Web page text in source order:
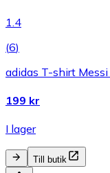
1.4
(6)
adidas T-shirt
199 kr
I lager
Till butik